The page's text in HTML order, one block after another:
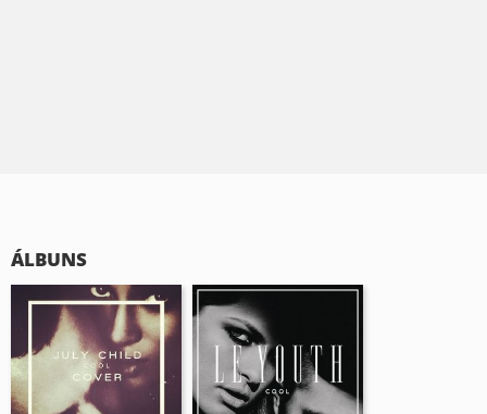
ÁLBUNS